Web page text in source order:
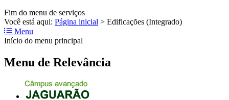
Fim do menu de serviços
Você está aqui: Página inicial > Edificações (Integrado)
Menu
Início do menu principal
Menu de Relevância